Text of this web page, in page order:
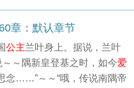
章：默认章节
公主兰叶身上。据说，兰叶
～～隅新皇登基之时，如今爱
念……”～～“哦，传说南隅帝